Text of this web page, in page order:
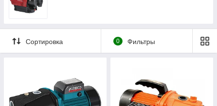
Сортировка 0 Фильтры